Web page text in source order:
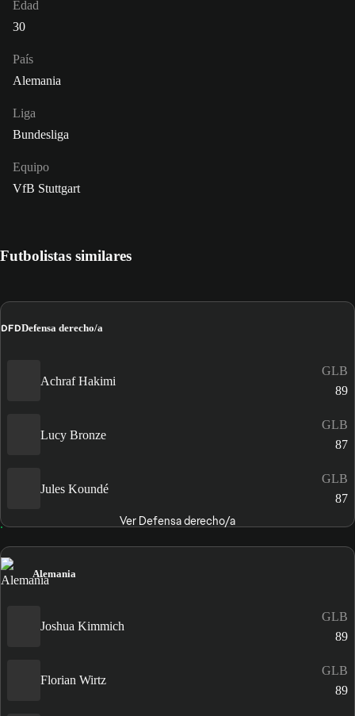
Edad
30
País
Alemania
Liga
Bundesliga
Equipo
VfB Stuttgart
Futbolistas similares
DFDDefensa derecho/a
Achraf Hakimi
GLB
89
Lucy Bronze
GLB
87
Jules Koundé
GLB
87
Ver Defensa derecho/a
Alemania
Joshua Kimmich
GLB
89
Florian Wirtz
GLB
89